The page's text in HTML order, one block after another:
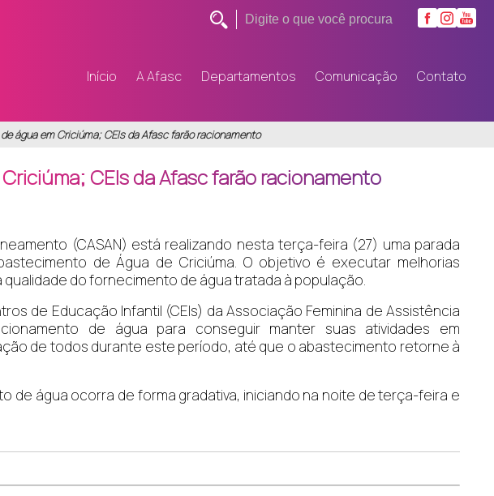
Início A Afasc Departamentos Comunicação Contato
água em Criciúma; CEIs da Afasc farão racionamento
CEIs da Afasc farão racionamento
(CASAN) está realizando nesta terça-feira (27) uma parada
de Água de Criciúma. O objetivo é executar melhorias
do fornecimento de água tratada à população.
de Educação Infantil (CEIs) da Associação Feminina de Assistência
de água para conseguir manter suas atividades em
de todos durante este período, até que o abastecimento retorne à
de água ocorra de forma gradativa, iniciando na noite de terça-feira e